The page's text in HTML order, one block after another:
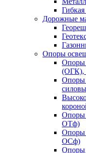
Дорожные
Опоры
Опоры
(ОГК),
Опоры
Опоры
ОТф)
Опоры
ОСф)
Опоры